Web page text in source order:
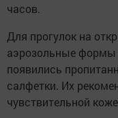
часов.
Для прогулок на
аэрозольные формы
появились
салфетки. Их
чувствительной